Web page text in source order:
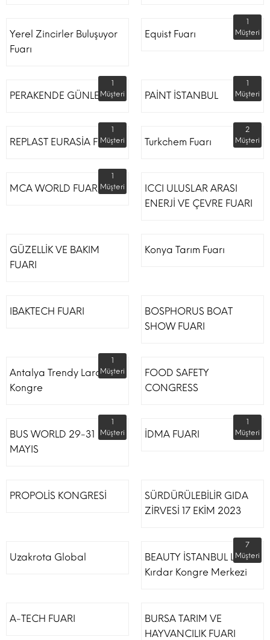
Yerel Zincirler Buluşuyor
Fuarı
Equist Fuarı
1
Müşteri
PERAKENDE GÜNLERİ
1
Müşteri
PAİNT İSTANBUL
1
Müşteri
REPLAST EURASİA FUARI
1
Müşteri
Turkchem Fuarı
2
Müşteri
MCA WORLD FUARI
1
Müşteri
ICCI ULUSLAR ARASI
ENERJİ VE ÇEVRE FUARI
GÜZELLİK VE BAKIM
FUARI
Konya Tarım Fuarı
IBAKTECH FUARI
BOSPHORUS BOAT
SHOW FUARI
Antalya Trendy Lara Otel
Kongre
1
Müşteri
FOOD SAFETY
CONGRESS
BUS WORLD 29-31
MAYIS
1
Müşteri
İDMA FUARI
1
Müşteri
PROPOLİS KONGRESİ
SÜRDÜRÜLEBİLİR GIDA
ZİRVESİ 17 EKİM 2023
Uzakrota Global
BEAUTY İSTANBUL Lütfi
Kırdar Kongre Merkezi
7
Müşteri
A-TECH FUARI
BURSA TARIM VE
HAYVANCILIK FUARI